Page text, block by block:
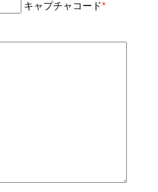
キャプチャコード*